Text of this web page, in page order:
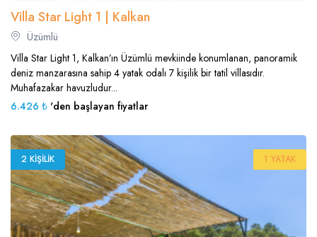
Villa Star Light 1 | Kalkan
Üzümlü
Villa Star Light 1, Kalkan’ın Üzümlü mevkiinde konumlanan, panoramik
deniz manzarasına sahip 4 yatak odalı 7 kişilik bir tatil villasıdır.
Muhafazakar havuzludur...
6.426 ₺ 'den başlayan fiyatlar
2 KIŞILIK 1 YATAK